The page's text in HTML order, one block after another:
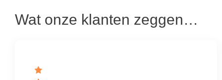
Wat onze klanten zeggen…